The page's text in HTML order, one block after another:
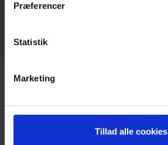
Præferencer
Statistik
Marketing
Tillad alle cookies